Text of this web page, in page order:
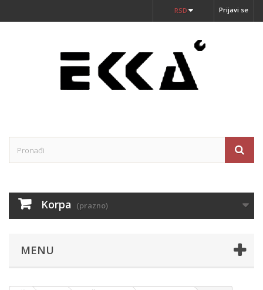
Prijavi se
RSD
Korpa (prazno)
MENU